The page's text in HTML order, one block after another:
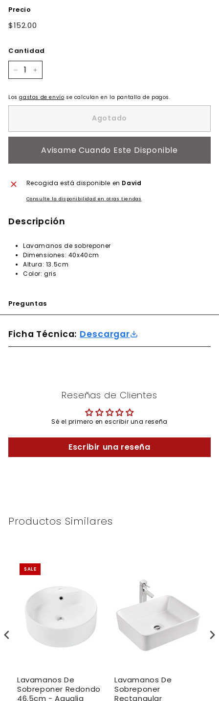
Precio
Precio
$152.00
Cantidad
Losgastos de envío se calculan en la pantalla de pagos.
Agotado
Avisame Cuando Este Disponible
Recogida está disponible en David
Consulte la disponibilidad en otras tiendas
Descripción
Lavamanos de sobreponer
Dimensiones: 40x40cm
Altura: 13.5cm
Color: gris
Preguntas
Ficha Técnica: Descargar
Reseñas de Clientes
Sé el primero en escribir una reseña
Escribir una reseña
Productos Similares
SALE
Lavamanos De
Sobreponer Redondo
46.5cm - Aqualia
Lavamanos De
Sobreponer
Rectangular